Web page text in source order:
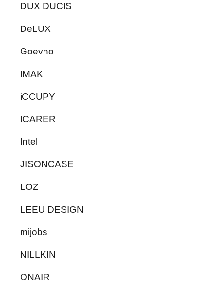
DUX DUCIS
DeLUX
Goevno
IMAK
iCCUPY
ICARER
Intel
JISONCASE
LOZ
LEEU DESIGN
mijobs
NILLKIN
ONAIR